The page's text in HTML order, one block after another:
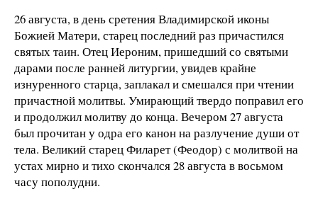
26 августа, в день сретения Владимирской иконы
Божией Матери, старец последний раз причастился
святых таин. Отец Иероним, пришедший со святыми
дарами после ранней литургии, увидев крайне
изнуренного старца, заплакал и смешался при чтении
причастной молитвы. Умирающий твердо поправил его
и продолжил молитву до конца. Вечером 27 августа
был прочитан у одра его канон на разлучение души от
тела. Великий старец Филарет (Феодор) с молитвой на
устах мирно и тихо скончался 28 августа в восьмом
часу пополудни.